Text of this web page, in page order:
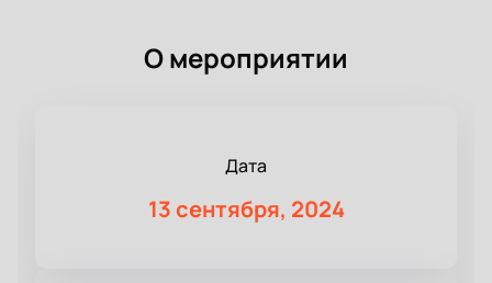
О мероприятии
Дата
13 сентября, 2024